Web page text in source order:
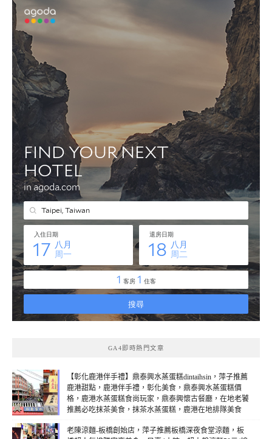
GA4即時熱門文章
【彰化鹿港伴手禮】鼎泰興水蒸蛋糕dintaihsin，萍子推薦
鹿港甜點，鹿港伴手禮，彰化美食，鼎泰興水蒸蛋糕價
格，鹿港水蒸蛋糕食尚玩家，鼎泰興懷古餐廳，在地老饕
推薦必吃抹茶美食，抹茶水蒸蛋糕，鹿港在地排隊美食
老陳涼麵-板橋創始店，萍子推薦板橋深夜食堂涼麵，板